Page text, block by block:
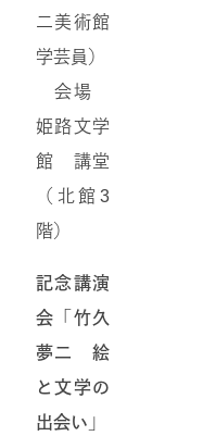
二美術館
学芸員）
会場
姫路文学
館 講堂
（北館3
階）
記念講演
会「竹久
夢二 絵
と文学の
出会い」